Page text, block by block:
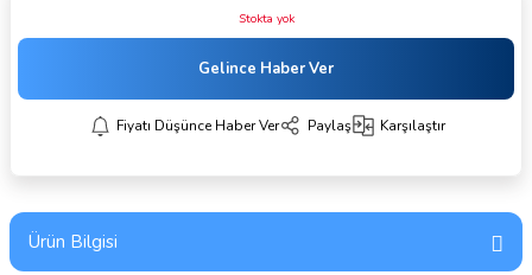
Stokta yok
Gelince Haber Ver
Fiyatı Düşünce Haber Ver Paylaş Karşılaştır
Ürün Bilgisi